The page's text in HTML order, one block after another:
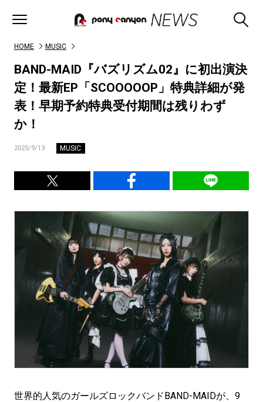
HOME MUSIC
BAND-MAID『バズリズム02』に初出演決
定！最新EP「SCOOOOOP」特典詳細が発
表！早期予約特典受付期間は残りわず
か！
2025/9/13 MUSIC
世界的人気のガールズロックバンドBAND-MAIDが、9